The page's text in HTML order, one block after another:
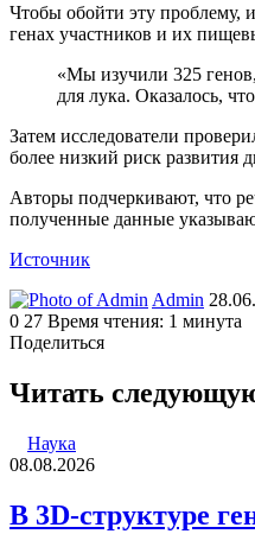
Чтобы обойти эту проблему,
генах участников и их
«Мы изучили 325
для лука. Оказалось,
Затем исследователи
более низкий риск развития
Авторы подчеркивают, что
полученные данные
Источник
Admin Send
an
0 27 Время чтения: 1 минута
Поделиться
через
электронную
Читать
Наука
08.08.2026
В 3D-структуре